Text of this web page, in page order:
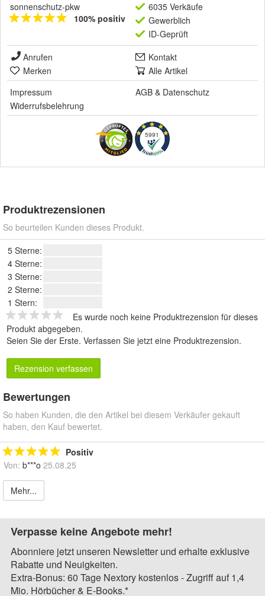
sonnenschutz-pkw
100% positiv
6035 Verkäufe
Gewerblich
ID-Geprüft
Anrufen
Kontakt
Merken
Alle Artikel
Impressum
AGB & Datenschutz
Widerrufsbelehrung
5991
Produktrezensionen
So beurteilen Kunden dieses Produkt.
5 Sterne:
4 Sterne:
3 Sterne:
2 Sterne:
1 Stern:
Es wurde noch keine Produktrezension für dieses
Produkt abgegeben.
Seien Sie der Erste. Verfassen Sie jetzt eine Produktrezension.
Rezension verfassen
Bewertungen
So haben Kunden, die den Artikel bei diesem Verkäufer gekauft
haben, den Kauf bewertet.
Positiv
Von: b***o 25.08.25
Mehr...
Verpasse keine Angebote mehr!
Abonniere jetzt unseren Newsletter und erhalte exklusive
Rabatte und Neuigkeiten.
Extra-Bonus: 60 Tage Nextory kostenlos - Zugriff auf 1,4
Mio. Hörbücher & E-Books.*